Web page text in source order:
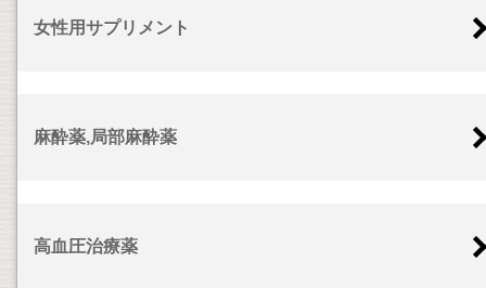
女性用サプリメント
麻酔薬,局部麻酔薬
高血圧治療薬